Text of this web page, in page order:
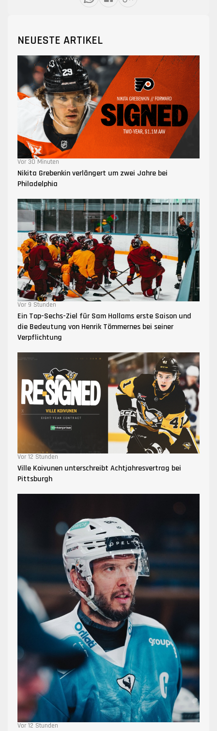
NEUESTE ARTIKEL
Vor 30 Minuten
Nikita Grebenkin verlängert um zwei Jahre bei
Philadelphia
Vor 9 Stunden
Ein Top-Sechs-Ziel für Sam Hallams erste Saison und
die Bedeutung von Henrik Tömmernes bei seiner
Verpflichtung
Vor 12 Stunden
Ville Koivunen unterschreibt Achtjahresvertrag bei
Pittsburgh
Vor 12 Stunden